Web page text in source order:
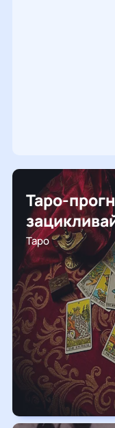
Таро-
Таро